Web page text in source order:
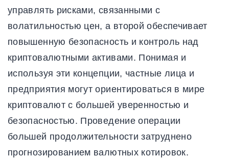
управлять рисками, связанными с
волатильностью цен, а второй обеспечивает
повышенную безопасность и контроль над
криптовалютными активами. Понимая и
используя эти концепции, частные лица и
предприятия могут ориентироваться в мире
криптовалют с большей уверенностью и
безопасностью. Проведение операции
большей продолжительности затруднено
прогнозированием валютных котировок.